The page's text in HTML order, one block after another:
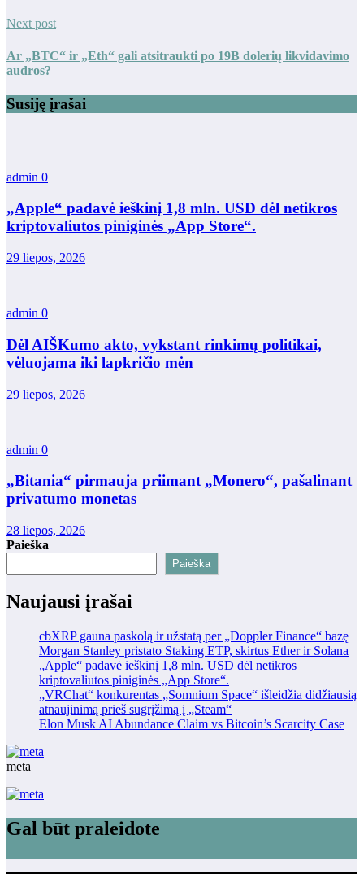
Next post
Ar „BTC“ ir „Eth“ gali atsitraukti po 19B dolerių likvidavimo
audros?
Susiję įrašai
admin 0
„Apple“ padavė ieškinį 1,8 mln. USD dėl netikros
kriptovaliutos piniginės „App Store“.
29 liepos, 2026
admin 0
Dėl AIŠKumo akto, vykstant rinkimų politikai,
vėluojama iki lapkričio mėn
29 liepos, 2026
admin 0
„Bitania“ pirmauja priimant „Monero“, pašalinant
privatumo monetas
28 liepos, 2026
Paieška
Paieška
Naujausi įrašai
cbXRP gauna paskolą ir užstatą per „Doppler Finance“ bazę
Morgan Stanley pristato Staking ETP, skirtus Ether ir Solana
„Apple“ padavė ieškinį 1,8 mln. USD dėl netikros
kriptovaliutos piniginės „App Store“.
„VRChat“ konkurentas „Somnium Space“ išleidžia didžiausią
atnaujinimą prieš sugrįžimą į „Steam“
Elon Musk AI Abundance Claim vs Bitcoin’s Scarcity Case
meta
Gal būt praleidote